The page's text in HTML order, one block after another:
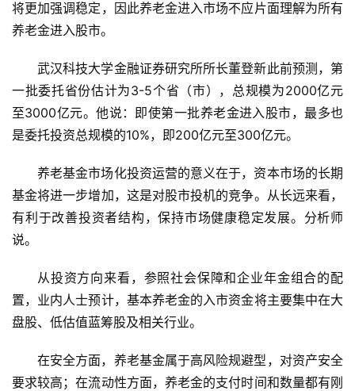
将更加强调稳定，因此养老金进入市场不应片面理解为所有
养老金进入股市。
武汉科技大学金融证券研究所所长董登新此前预测，第
一批委托省份估计为3-5个省（市），总规模为2000亿元
至3000亿元。他说：即使第一批养老金进入股市，最多也
是委托投资总规模的10%，即200亿元至300亿元。
养老基金市场化投资运营的意义在于，资本市场的长期
基金将进一步增加，这是对股市投机的竞争。从长远来看，
有利于改善投资者结构，保持市场健康稳定发展。分析师
说。
从投资方向来看，参照社会保障和企业年金组合的配
置，业内人士预计，基本养老金的入市资金将主要集中在大
盘股、低估值蓝筹股及相关行业。
在安全方面，养老基金属于高风险规避型，对资产安全
要求较高；在流动性方面，养老金的支付时间和数量都有刚